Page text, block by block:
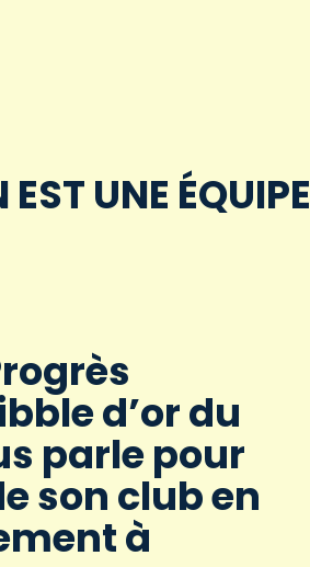
UNE ÉQUIPE
d’or du
parle pour
son club en
à